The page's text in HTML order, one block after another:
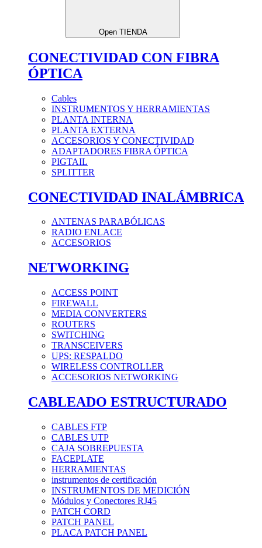
Open TIENDA
CONECTIVIDAD CON FIBRA
ÓPTICA
Cables
INSTRUMENTOS Y HERRAMIENTAS
PLANTA INTERNA
PLANTA EXTERNA
ACCESORIOS Y CONECTIVIDAD
ADAPTADORES FIBRA ÓPTICA
PIGTAIL
SPLITTER
CONECTIVIDAD INALÁMBRICA
ANTENAS PARABÓLICAS
RADIO ENLACE
ACCESORIOS
NETWORKING
ACCESS POINT
FIREWALL
MEDIA CONVERTERS
ROUTERS
SWITCHING
TRANSCEIVERS
UPS: RESPALDO
WIRELESS CONTROLLER
ACCESORIOS NETWORKING
CABLEADO ESTRUCTURADO
CABLES FTP
CABLES UTP
CAJA SOBREPUESTA
FACEPLATE
HERRAMIENTAS
instrumentos de certificación
INSTRUMENTOS DE MEDICIÓN
Módulos y Conectores RJ45
PATCH CORD
PATCH PANEL
PLACA PATCH PANEL